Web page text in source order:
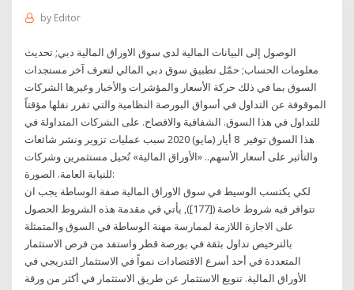
by Editor
الوصول إلى البيانات المالية لدى سوق الاوراق المالية دبي; تحديث
معلومات الحساب; حمّل تطبيق سوق دبي المالي لتعرف آخر مستجدات
السوق بما في ذلك حركة الأسعار والمؤشرات والأخبار وغيرها الشركات
الموقوفة عن التداول في أسواق البورصة النظامية والتي تقرر نقلها مؤقتاً
للتداول في هذا السوق. الشفافية والافصاح. على الشركات المتداولة في
هذا السوق توفير 8 أيار (مايو) 2020 سبب عمليات تزوير ونشر شائعات
والتأثير على أسعار الأسهم.. «الأوراق المالية» تُحيل مستثمرين وشركات
للنيابة العامة. الصورة:
لكي يكتسب الوسيط في سوق الاوراق المالية صفة الوساطة يجب ان
تتوافر فيه شروط خاصة ([177]), يأتي في مقدمة هذه الشروط الحصول
على الاجازة اللازمة لممارسة مهنة الوساطة في السوق والمتمثلة
بالترخيص تداول بثقة في بورصة قطر واستفد من فرص الاستثمار
المتعددة في أحد أسرع الاقتصادات نمواً في الاستثمار التدريجي في
الأوراق المالية. تنويع الاستثمار عن طريق الاستثمار في أكثر من ورقة